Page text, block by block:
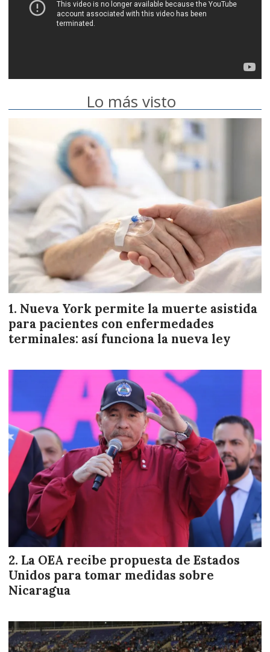
Lo más visto
Nueva York permite la muerte asistida
para pacientes con enfermedades
terminales: así funciona la nueva ley
La OEA recibe propuesta de Estados
Unidos para tomar medidas sobre
Nicaragua